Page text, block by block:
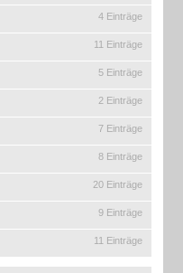
4 Einträge
11 Einträge
5 Einträge
2 Einträge
7 Einträge
8 Einträge
20 Einträge
9 Einträge
11 Einträge